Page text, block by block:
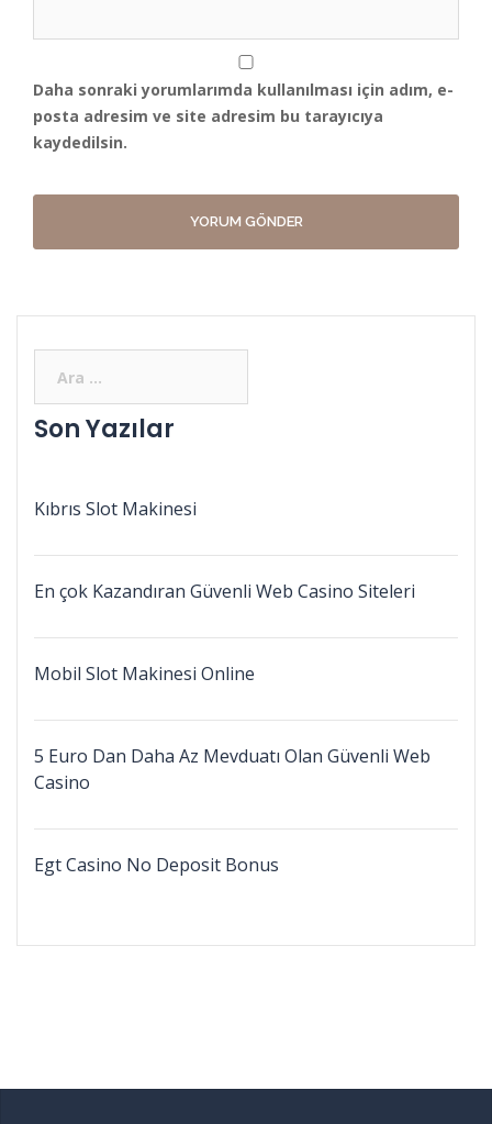
Daha sonraki yorumlarımda kullanılması için adım, e-
posta adresim ve site adresim bu tarayıcıya
kaydedilsin.
Son Yazılar
Kıbrıs Slot Makinesi
En çok Kazandıran Güvenli Web Casino Siteleri
Mobil Slot Makinesi Online
5 Euro Dan Daha Az Mevduatı Olan Güvenli Web
Casino
Egt Casino No Deposit Bonus